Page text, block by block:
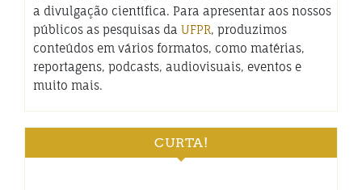
a divulgação científica. Para apresentar aos nossos
públicos as pesquisas da UFPR, produzimos
conteúdos em vários formatos, como matérias,
reportagens, podcasts, audiovisuais, eventos e
muito mais.
CURTA!